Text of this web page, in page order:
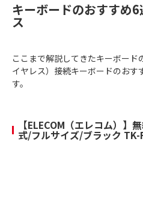
キーボードのおすすめ
ス
ここまで解説してきたキーボード
イヤレス）接続キーボードのおす
す。
【ELECOM（エレコム）】
式/フルサイズ/ブラック